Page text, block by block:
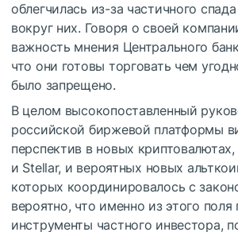
облегчилась из-за частичного
вокруг них. Говоря о своей
важность мнения Центрального
что они готовы торговать чем
было запрещено.
В целом высокопоставленный
российской биржевой платформы
перспектив в новых
и Stellar, и вероятных новых
которых координировалось с
вероятно, что именно из этого поля
инструменты частного инвестора,